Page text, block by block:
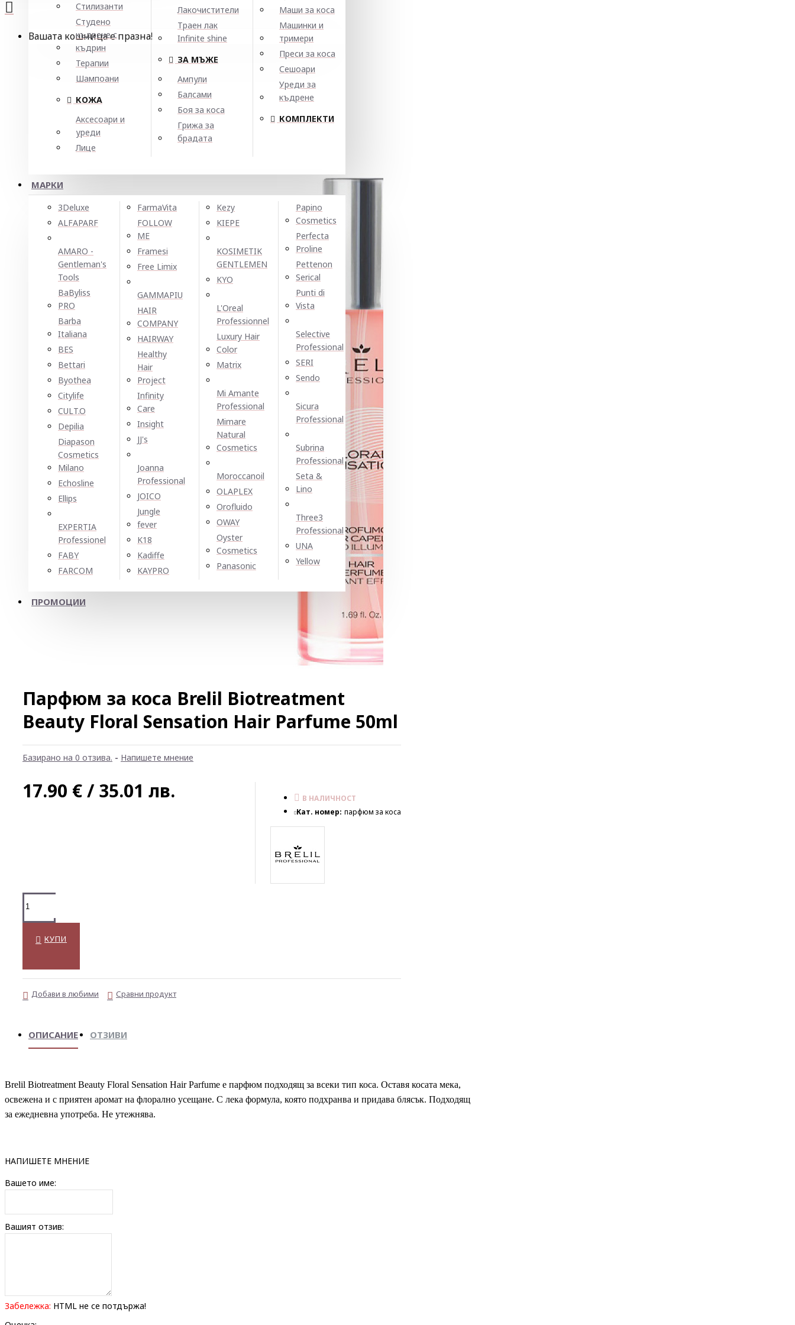
Стилизанти
Студено
къдрене с
къдрин
Терапии
Шампоани
КОЖА
Аксесоари и
уреди
Лице
Лакочистители
Траен лак
Infinite shine
ЗА МЪЖЕ
Ампули
Балсами
Боя за коса
Грижа за
брадата
Маши за коса
Машинки и
тримери
Преси за коса
Сешоари
Уреди за
къдрене
КОМПЛЕКТИ
МАРКИ
3Deluxe
ALFAPARF
AMARO -
Gentleman's
Tools
BaByliss
PRO
Barba
Italiana
BES
Bettari
Byothea
Citylife
CULT.O
Depilia
Diapason
Cosmetics
Milano
Echosline
Ellірѕ
EXPERTIA
Professionel
FABY
FARCOM
FarmaVita
FOLLOW
ME
Framesi
Free Limix
GAMMAPIU
HAIR
COMPANY
HAIRWAY
Healthy
Hair
Project
Infinity
Care
Insight
JJ's
Joanna
Professional
JOICO
Jungle
fever
K18
Kadiffe
KAYPRO
Kezy
KIEPE
KOSIMETIK
GENTLEMEN
KYO
L'Oreal
Professionnel
Luxury Hair
Color
Matrix
Mi Amante
Professional
Mimare
Natural
Cosmetics
Moroccanoil
OLAPLEX
Orofluido
OWAY
Oyster
Cosmetics
Panasonic
Papino
Cosmetics
Perfecta
Proline
Pettenon
Serical
Punti di
Vista
Selective
Professional
SERI
Sendo
Sicura
Professional
Subrina
Professional
Seta &
Lino
Three3
Professional
UNA
Yellow
ПРОМОЦИИ
Вашата кошница е празна!
Парфюм за коса Brelil Biotreatment
Beauty Floral Sensation Hair Parfume 50ml
Базирано на 0 отзива. - Напишете мнение
17.90 € / 35.01 лв.
В НАЛИЧНОСТ
Кат. номер: парфюм за коса
КУПИ
Добави в любими Сравни продукт
ОПИСАНИЕ ОТЗИВИ
Brelil Biotreatment Beauty Floral Sensation Hair Parfume е парфюм подходящ за всеки тип коса. Оставя косата мека,
освежена и с приятен аромат на флорално усещане. С лека формула, която подхранва и придава блясък. Подходящ
за ежедневна употреба. Не утежнява.
НАПИШЕТЕ МНЕНИЕ
Вашето име:
Вашият отзив:
Забележка: HTML не се потдържа!